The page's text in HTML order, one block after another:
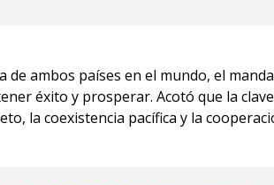
de ambos países en el mundo, el
éxito y prosperar. Acotó que la
la coexistencia pacífica y la